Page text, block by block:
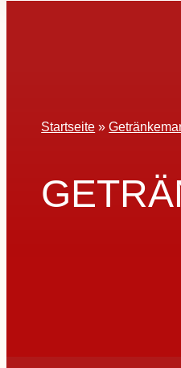
Startseite »